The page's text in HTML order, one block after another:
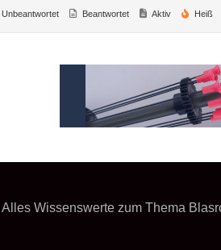
Unbeantwortet Beantwortet Aktiv Heiß
Alles Wissenswerte zum Thema